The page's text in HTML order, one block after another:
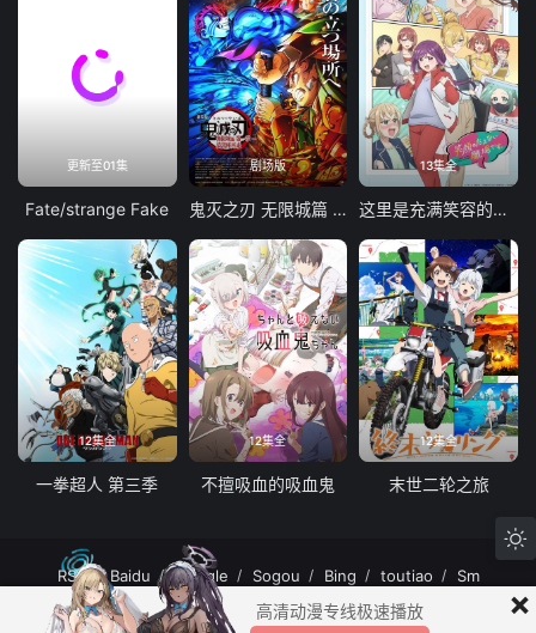
更新至01集
Fate/strange Fake
剧场版
鬼灭之刃 无限城篇 第一章 猗窝座再袭
13集全
这里是充满笑容的职场。
12集全
一拳超人 第三季
12集全
不擅吸血的吸血鬼
12集全
末世二轮之旅
RSS Baidu Google Sogou Bing toutiao Sm
MuteFun动漫网站-无声乐趣-(゜-゜)つロ 干杯~MuteFun动漫网站所有内容均来
自互联网分享站点所提供的公开引用资源，未提供资源上传、存储服务。
×
高清动漫专线极速播放